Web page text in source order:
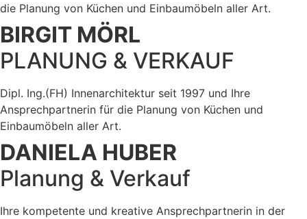
die Planung von Küchen und Einbaumöbeln aller Art.
BIRGIT MÖRL
PLANUNG & VERKAUF
Dipl. Ing.(FH) Innenarchitektur seit 1997 und Ihre
Ansprechpartnerin für die Planung von Küchen und
Einbaumöbeln aller Art.
DANIELA HUBER
Planung & Verkauf
Ihre kompetente und kreative Ansprechpartnerin in der